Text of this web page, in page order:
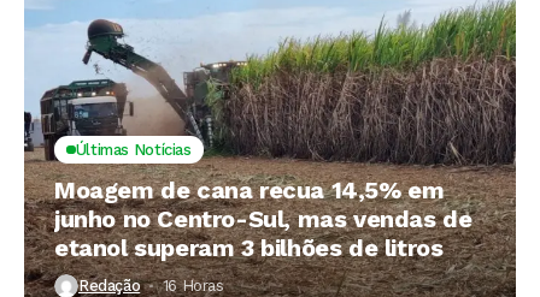
Últimas Notícias
Moagem de cana recua 14,5% em
junho no Centro-Sul, mas vendas de
etanol superam 3 bilhões de litros
Redação 16 Horas ⁮